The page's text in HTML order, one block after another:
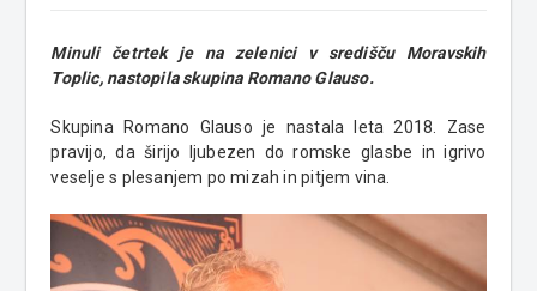
Minuli četrtek je na zelenici v središču Moravskih
Toplic, nastopila skupina Romano Glauso.
Skupina Romano Glauso je nastala leta 2018. Zase
pravijo, da širijo ljubezen do romske glasbe in igrivo
veselje s plesanjem po mizah in pitjem vina.